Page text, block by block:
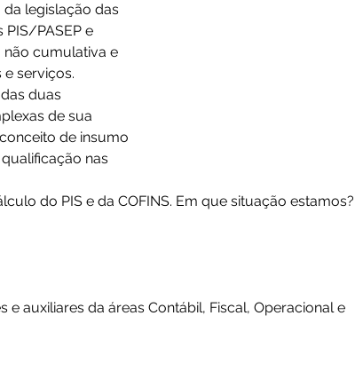
legislação das
PIS/PASEP e
não cumulativa e
serviços.
duas
de sua
de insumo
nas
do PIS e da COFINS. Em que situação estamos?
e auxiliares da áreas Contábil, Fiscal, Operacional e